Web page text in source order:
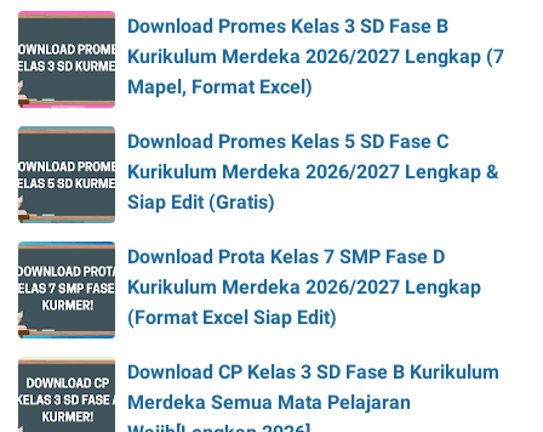
Download Promes Kelas 3 SD Fase B
Kurikulum Merdeka 2026/2027 Lengkap (7
Mapel, Format Excel)
Download Promes Kelas 5 SD Fase C
Kurikulum Merdeka 2026/2027 Lengkap &
Siap Edit (Gratis)
Download Prota Kelas 7 SMP Fase D
Kurikulum Merdeka 2026/2027 Lengkap
(Format Excel Siap Edit)
Download CP Kelas 3 SD Fase B Kurikulum
Merdeka Semua Mata Pelajaran